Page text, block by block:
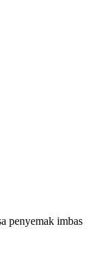
penyemak imbas